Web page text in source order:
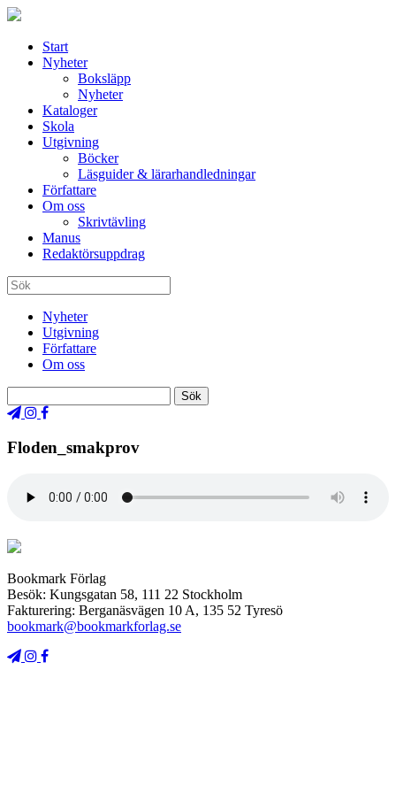
Start
Nyheter
Boksläpp
Nyheter
Kataloger
Skola
Utgivning
Böcker
Läsguider & lärarhandledningar
Författare
Om oss
Skrivtävling
Manus
Redaktörsuppdrag
Nyheter
Utgivning
Författare
Om oss
Floden_smakprov
Bookmark Förlag
Besök: Kungsgatan 58, 111 22 Stockholm
Fakturering: Berganäsvägen 10 A, 135 52 Tyresö
bookmark@bookmarkforlag.se